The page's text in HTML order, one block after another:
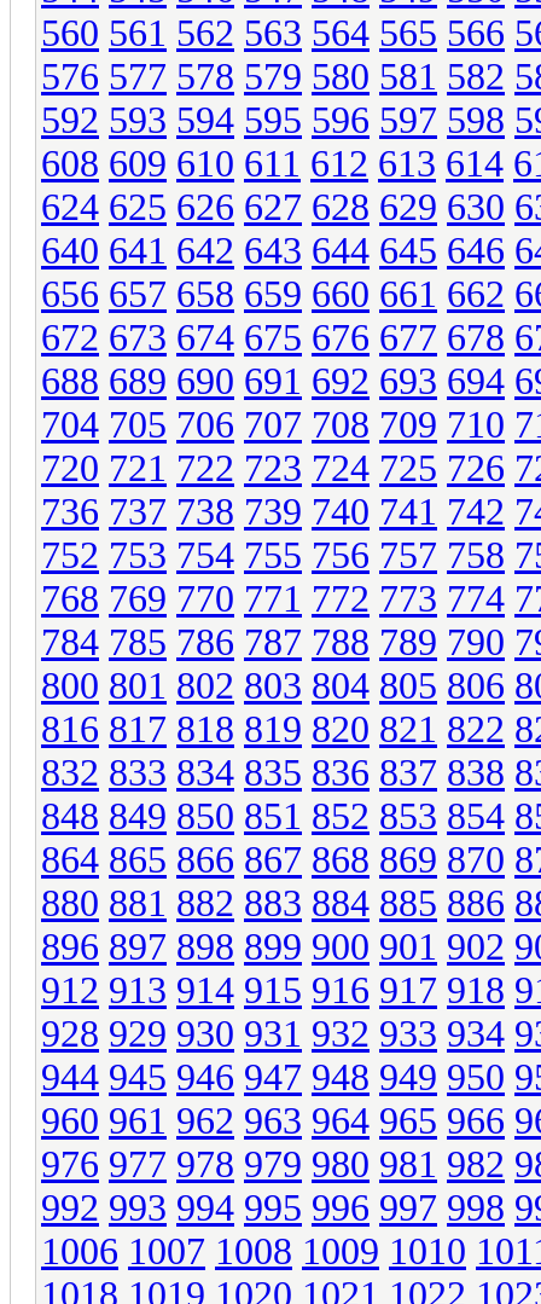
560 561 562 563 564 565 566
576 577 578 579 580 581 582
592 593 594 595 596 597 598
608 609 610 611 612 613 614
624 625 626 627 628 629 630
640 641 642 643 644 645 646
656 657 658 659 660 661 662
672 673 674 675 676 677 678
688 689 690 691 692 693 694
704 705 706 707 708 709 710
720 721 722 723 724 725 726
736 737 738 739 740 741 742
752 753 754 755 756 757 758
768 769 770 771 772 773 774
784 785 786 787 788 789 790
800 801 802 803 804 805 806
816 817 818 819 820 821 822
832 833 834 835 836 837 838
848 849 850 851 852 853 854
864 865 866 867 868 869 870
880 881 882 883 884 885 886
896 897 898 899 900 901 902
912 913 914 915 916 917 918
928 929 930 931 932 933 934
944 945 946 947 948 949 950
960 961 962 963 964 965 966
976 977 978 979 980 981 982
992 993 994 995 996 997 998
1006 1007 1008 1009 1010
1018 1019 1020 1021 1022